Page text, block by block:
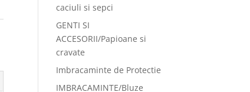
caciuli si sepci
GENTI SI
ACCESORII/Papioane si
cravate
Imbracaminte de Protectie
IMBRACAMINTE/Bluze